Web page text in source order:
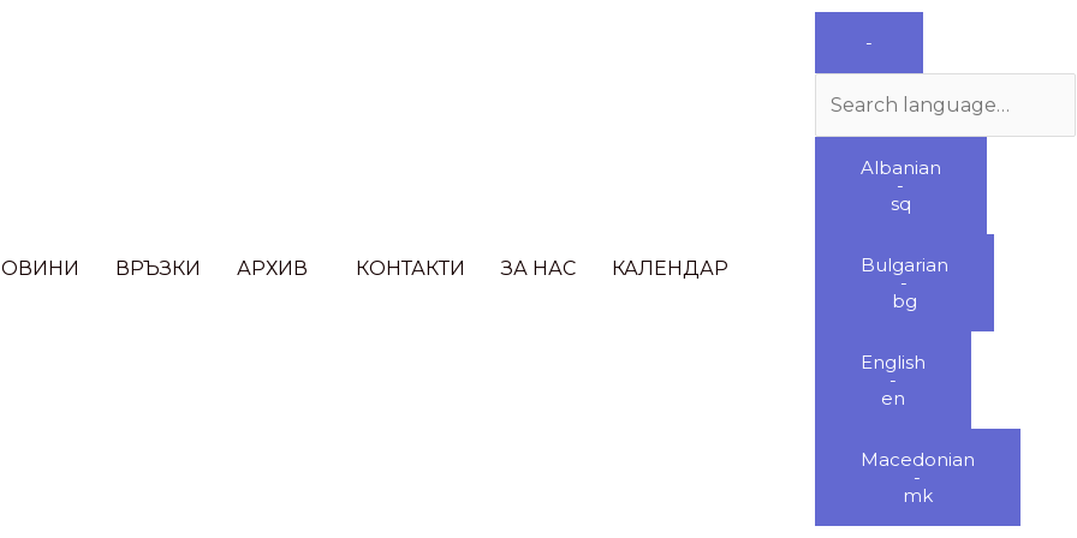
ВРЪЗКИ​ АРХИВ КОНТАКТИ ЗА НАС КАЛЕНДАР
-
Albanian
-
sq
Bulgarian
-
bg
English
-
en
Macedonian
-
mk